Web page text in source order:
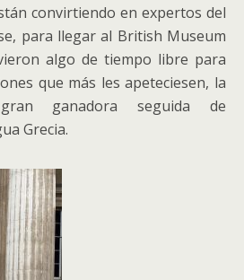
convirtiendo en expertos del
para llegar al British Museum
algo de tiempo libre para
que más les apeteciesen, la
ganadora seguida de
Grecia.